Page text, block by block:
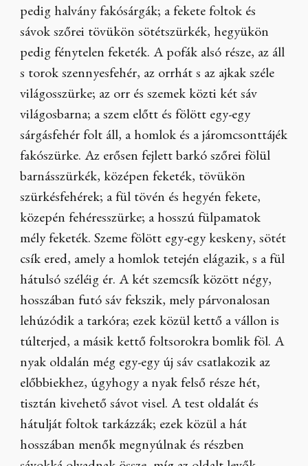
pedig halvány fakósárgák; a fekete foltok és
sávok szőrei tövükön sötétszürkék, hegyükön
pedig fénytelen feketék. A pofák alsó része, az áll
s torok szennyesfehér, az orrhát s az ajkak széle
világosszürke; az orr és szemek közti két sáv
világosbarna; a szem előtt és fölött egy-egy
sárgásfehér folt áll, a homlok és a járomcsonttájék
fakószürke. Az erősen fejlett barkó szőrei fölül
barnásszürkék, középen feketék, tövükön
szürkésfehérek; a fül tövén és hegyén fekete,
közepén fehéresszürke; a hosszú fülpamatok
mély feketék. Szeme fölött egy-egy keskeny, sötét
csík ered, amely a homlok tetején elágazik, s a fül
hátulsó széléig ér. A két szemcsík között négy,
hosszában futó sáv fekszik, mely párvonalosan
lehúzódik a tarkóra; ezek közül kettő a vállon is
túlterjed, a másik kettő foltsorokra bomlik föl. A
nyak oldalán még egy-egy új sáv csatlakozik az
előbbiekhez, úgyhogy a nyak felső része hét,
tisztán kivehető sávot visel. A test oldalát és
hátulját foltok tarkázzák; ezek közül a hát
hosszában menők megnyúlnak és részben